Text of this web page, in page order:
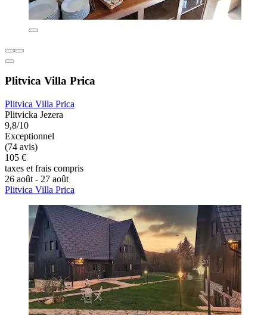
Plitvica Villa Prica
Plitvica Villa Prica
Plitvicka Jezera
9,8/10
Exceptionnel
(74 avis)
105 €
taxes et frais compris
26 août - 27 août
Plitvica Villa Prica